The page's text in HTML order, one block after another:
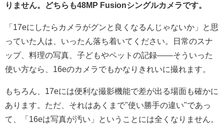
りません。どちらも48MP Fusionシングルカメラです。
「17eにしたらカメラがグンと良くなるんじゃないか」と思
っていた人は、いったん落ち着いてください。日常のスナ
ップ、料理の写真、子どもやペットの記録——そういった
使い方なら、16eのカメラでもかなりきれいに撮れます。
もちろん、17eには便利な撮影機能で差が出る場面も確かに
あります。ただ、それはあくまで"使い勝手の違い"であっ
て、「16eは写真が汚い」ということには全くなりません。